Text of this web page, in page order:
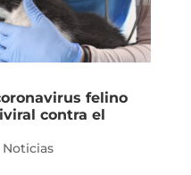
felino
contra el
Noticias